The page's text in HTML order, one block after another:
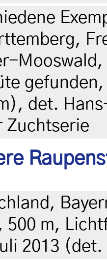
det.
Zuchtserie
500 m,
2013